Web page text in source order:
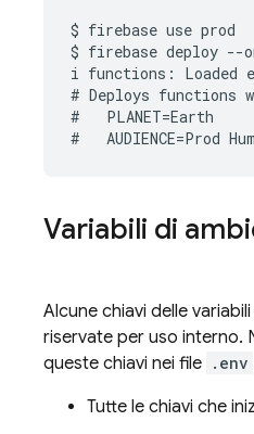
$ firebase use prod
$ firebase deploy --
i functions: Loaded
# Deploys functions
#   PLANET=Earth
Variabili di
Alcune chiavi delle
riservate per uso interno.
queste chiavi nei file .env
Tutte le chiavi che